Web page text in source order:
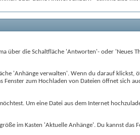
über die Schaltfläche 'Antworten'- oder
'Anhänge verwalten'. Wenn du darauf klickst,
zum Hochladen von Dateien öffnet sich
Um eine Datei aus dem Internet
im Kasten 'Aktuelle Anhänge'. Du kannst das